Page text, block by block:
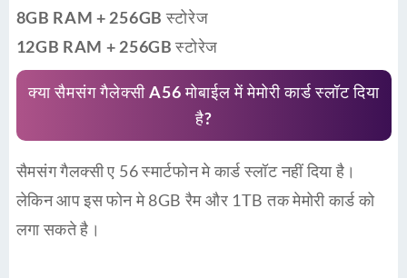
8GB RAM + 256GB स्टोरेज
12GB RAM + 256GB स्टोरेज
क्या सैमसंग गैलेक्सी A56 मोबाईल में मेमोरी कार्ड स्लॉट दिया
है?
सैमसंग गैलक्सी ए 56 स्मार्टफोन मे कार्ड स्लॉट नहीं दिया है।
लेकिन आप इस फोन मे 8GB रैम और 1TB तक मेमोरी कार्ड को
लगा सकते है।